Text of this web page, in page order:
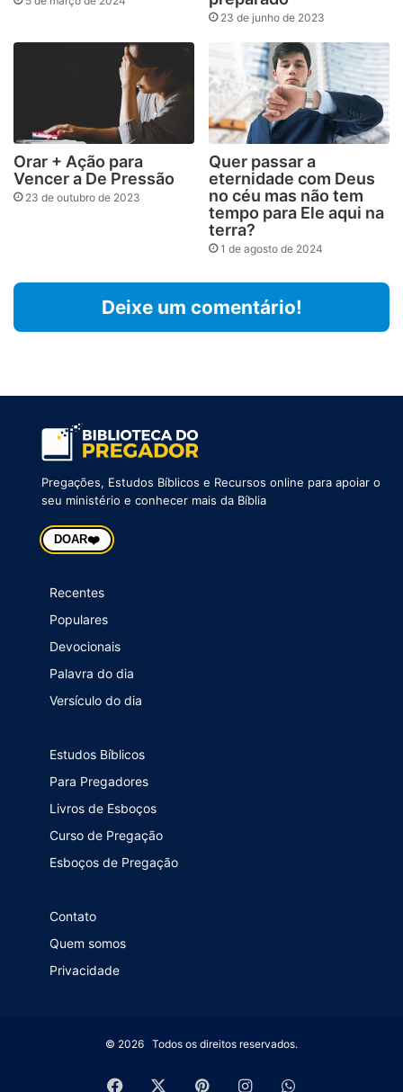
23 de junho de 2023
Orar + Ação para
Vencer a De Pressão
23 de outubro de 2023
Quer passar a
eternidade com Deus
no céu mas não tem
tempo para Ele aqui na
terra?
1 de agosto de 2024
Deixe um comentário!
Pregações, Estudos Bíblicos e Recursos online para apoiar o
seu ministério e conhecer mais da Bíblia
DOAR❤️
Recentes
Populares
Devocionais
Palavra do dia
Versículo do dia
Estudos Bíblicos
Para Pregadores
Livros de Esboços
Curso de Pregação
Esboços de Pregação
Contato
Quem somos
Privacidade
© 2026 Todos os direitos reservados.
Facebook PinterestInstagramWhatsApp